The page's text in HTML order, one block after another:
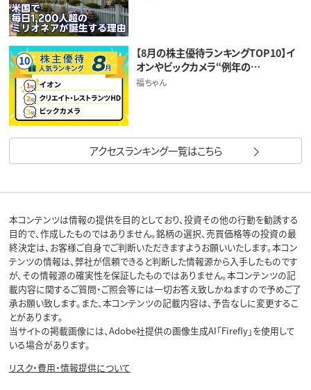
10
【8月の株主優待ランキングTOP10】イ
オンやビックカメラ“例年の…
福ちゃん
アクセスランキング一覧はこちら
本コンテンツは情報の提供を目的としており、投資その他の行動を勧誘する
目的で、作成したものではありません。銘柄の選択、売買価格等の投資の最
終決定は、お客様ご自身でご判断いただきますようお願いいたします。本コン
テンツの情報は、弊社が信頼できると判断した情報源から入手したものです
が、その情報源の確実性を保証したものではありません。本コンテンツの記
載内容に関するご質問・ご照会等には一切お答え致しかねますので予めご了
承お願い致します。また、本コンテンツの記載内容は、予告なしに変更するこ
とがあります。
当サイトの掲載画像には、Adobe社提供の画像生成AI「Firefly」を使用して
いる場合があります。
リスク・費用・情報提供について